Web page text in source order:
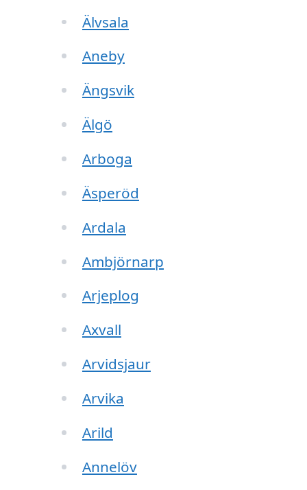
Älvsala
Aneby
Ängsvik
Älgö
Arboga
Äsperöd
Ardala
Ambjörnarp
Arjeplog
Axvall
Arvidsjaur
Arvika
Arild
Annelöv